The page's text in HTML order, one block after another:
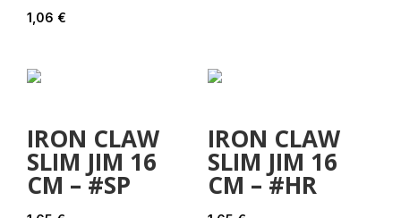
1,06 €
IRON CLAW
SLIM JIM 16
CM – #SP
IRON CLAW
SLIM JIM 16
CM – #HR